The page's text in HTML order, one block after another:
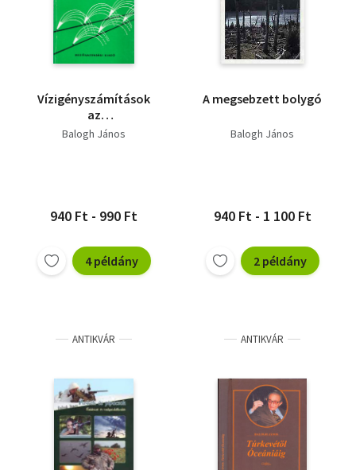
Vízigényszámítások
az
öntözőgazdálkodásban
Balogh János
940 Ft - 990 Ft
4 példány
A megsebzett bolygó
Balogh János
940 Ft - 1 100 Ft
2 példány
ANTIKVÁR ANTIKVÁR